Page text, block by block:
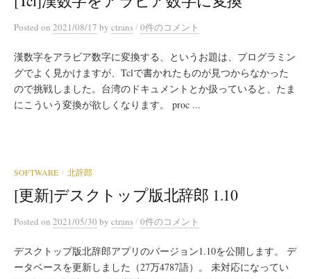
Posted on 2021/08/17 by ctrans/0件のコメント
漢数字をアラビア数字に変換する、というお題は、プログラミン
グでよく見かけますが、Tclで書かれたものが見つからなかった
ので挑戦しました。台湾のドキュメントとか扱っていると、たま
にこういう変換が欲しくなります。 proc ...
SOFTWARE / 北辞郎
[更新]デスクトップ版北辞郎 1.10
Posted on 2021/05/30 by ctrans/0件のコメント
デスクトップ版北辞郎アプリのバージョン1.10を公開します。 デ
ータベースを更新しました（27万4787語）。 未対応になってい